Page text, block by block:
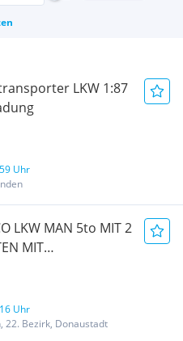
LKW 1:87
Uhr
LKW MAN 5to MIT 2
MIT
UND
MODELLBAHN
MILITARY
Uhr
22. Bezirk, Donaustadt